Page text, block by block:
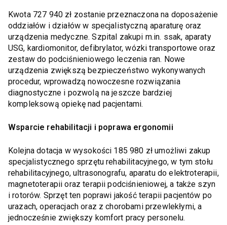
Kwota 727 940 zł zostanie przeznaczona na doposażenie
oddziałów i działów w specjalistyczną aparaturę oraz
urządzenia medyczne. Szpital zakupi m.in. ssak, aparaty
USG, kardiomonitor, defibrylator, wózki transportowe oraz
zestaw do podciśnieniowego leczenia ran. Nowe
urządzenia zwiększą bezpieczeństwo wykonywanych
procedur, wprowadzą nowoczesne rozwiązania
diagnostyczne i pozwolą na jeszcze bardziej
kompleksową opiekę nad pacjentami.
Wsparcie rehabilitacji i poprawa ergonomii
Kolejna dotacja w wysokości 185 980 zł umożliwi zakup
specjalistycznego sprzętu rehabilitacyjnego, w tym stołu
rehabilitacyjnego, ultrasonografu, aparatu do elektroterapii,
magnetoterapii oraz terapii podciśnieniowej, a także szyn
i rotorów. Sprzęt ten poprawi jakość terapii pacjentów po
urazach, operacjach oraz z chorobami przewlekłymi, a
jednocześnie zwiększy komfort pracy personelu.